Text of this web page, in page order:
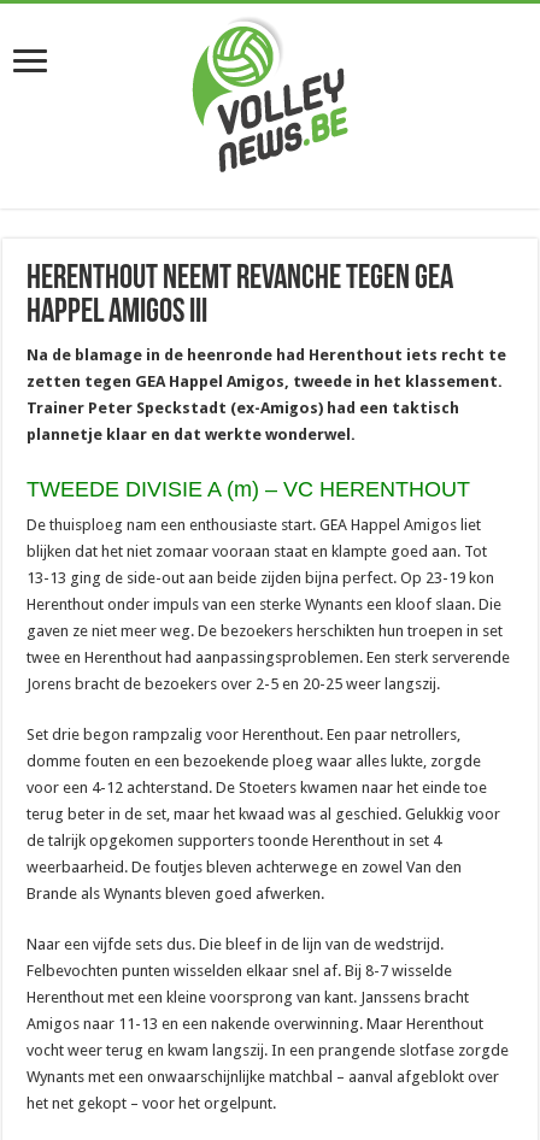
Herenthout neemt revanche tegen GEA
Happel Amigos III
Na de blamage in de heenronde had Herenthout iets recht te
zetten tegen GEA Happel Amigos, tweede in het klassement.
Trainer Peter Speckstadt (ex-Amigos) had een taktisch
plannetje klaar en dat werkte wonderwel.
TWEEDE DIVISIE A (m) – VC HERENTHOUT
De thuisploeg nam een enthousiaste start. GEA Happel Amigos liet
blijken dat het niet zomaar vooraan staat en klampte goed aan. Tot
13-13 ging de side-out aan beide zijden bijna perfect. Op 23-19 kon
Herenthout onder impuls van een sterke Wynants een kloof slaan. Die
gaven ze niet meer weg. De bezoekers herschikten hun troepen in set
twee en Herenthout had aanpassingsproblemen. Een sterk serverende
Jorens bracht de bezoekers over 2-5 en 20-25 weer langszij.
Set drie begon rampzalig voor Herenthout. Een paar netrollers,
domme fouten en een bezoekende ploeg waar alles lukte, zorgde
voor een 4-12 achterstand. De Stoeters kwamen naar het einde toe
terug beter in de set, maar het kwaad was al geschied. Gelukkig voor
de talrijk opgekomen supporters toonde Herenthout in set 4
weerbaarheid. De foutjes bleven achterwege en zowel Van den
Brande als Wynants bleven goed afwerken.
Naar een vijfde sets dus. Die bleef in de lijn van de wedstrijd.
Felbevochten punten wisselden elkaar snel af. Bij 8-7 wisselde
Herenthout met een kleine voorsprong van kant. Janssens bracht
Amigos naar 11-13 en een nakende overwinning. Maar Herenthout
vocht weer terug en kwam langszij. In een prangende slotfase zorgde
Wynants met een onwaarschijnlijke matchbal – aanval afgeblokt over
het net gekopt – voor het orgelpunt.